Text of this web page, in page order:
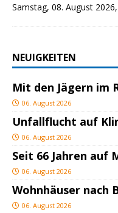
Samstag, 08. August 2026,
NEUIGKEITEN
Mit den Jägern im
06. August 2026
Unfallflucht auf
06. August 2026
Seit 66 Jahren auf
06. August 2026
Wohnhäuser nach
06. August 2026